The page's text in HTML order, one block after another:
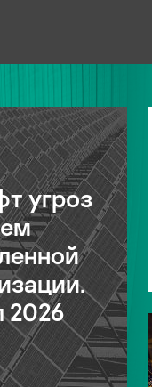
угроз
2026